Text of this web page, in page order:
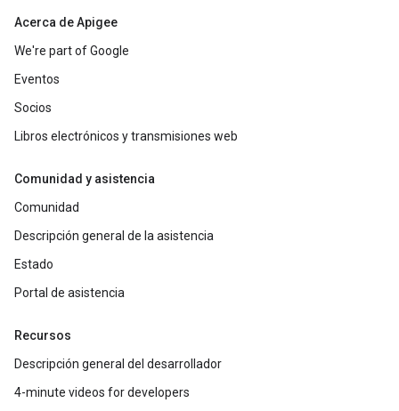
Acerca de Apigee
We're part of Google
Eventos
Socios
Libros electrónicos y transmisiones web
Comunidad y asistencia
Comunidad
Descripción general de la asistencia
Estado
Portal de asistencia
Recursos
Descripción general del desarrollador
4-minute videos for developers